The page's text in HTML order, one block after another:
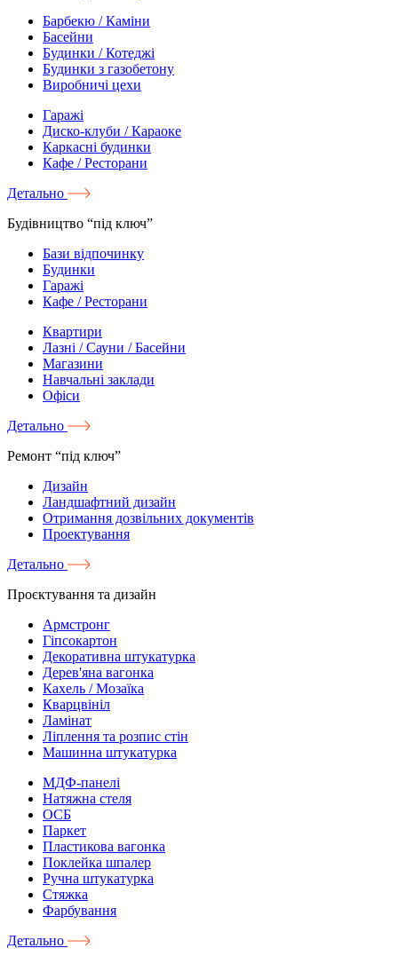
Барбекю / Каміни
Басейни
Будинки / Котеджі
Будинки з газобетону
Виробничі цехи
Гаражі
Диско-клуби / Караоке
Каркасні будинки
Кафе / Ресторани
Детально
Будівництво “під ключ”
Бази відпочинку
Будинки
Гаражі
Кафе / Ресторани
Квартири
Лазні / Сауни / Басейни
Магазини
Навчальні заклади
Офіси
Детально
Ремонт “під ключ”
Дизайн
Ландшафтний дизайн
Отримання дозвільних документів
Проектування
Детально
Проєктування та дизайн
Армстронг
Гіпсокартон
Декоративна штукатурка
Дерев'яна вагонка
Кахель / Мозаїка
Кварцвініл
Ламінат
Ліплення та розпис стін
Машинна штукатурка
МДФ-панелі
Натяжна стеля
ОСБ
Паркет
Пластикова вагонка
Поклейка шпалер
Ручна штукатурка
Стяжка
Фарбування
Детально